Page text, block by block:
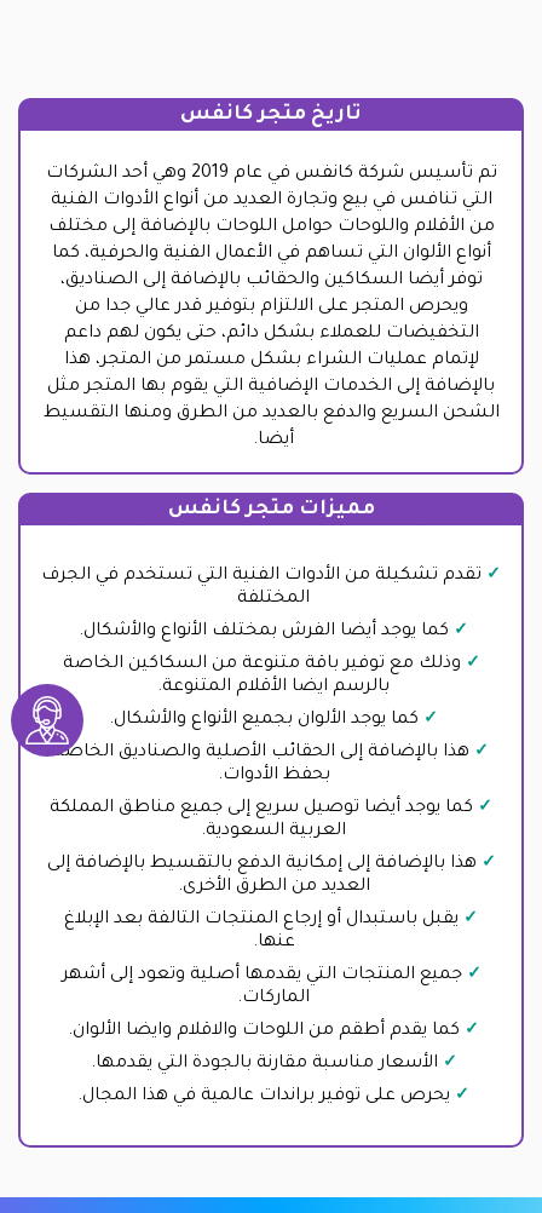
تاريخ متجر كانفس
تم تأسيس شركة كانفس في عام 2019 وهي أحد الشركات
التي تنافس في بيع وتجارة العديد من أنواع الأدوات الفنية
من الأقلام واللوحات حوامل اللوحات بالإضافة إلى مختلف
أنواع الألوان التي تساهم في الأعمال الفنية والحرفية، كما
توفر أيضا السكاكين والحقائب بالإضافة إلى الصناديق،
ويحرص المتجر على الالتزام بتوفير قدر عالي جدا من
التخفيضات للعملاء بشكل دائم، حتى يكون لهم داعم
لإتمام عمليات الشراء بشكل مستمر من المتجر، هذا
بالإضافة إلى الخدمات الإضافية التي يقوم بها المتجر مثل
الشحن السريع والدفع بالعديد من الطرق ومنها التقسيط
أيضا.
مميزات متجر كانفس
تقدم تشكيلة من الأدوات الفنية التي تستخدم في الجرف
المختلفة
كما يوجد أيضا الفرش بمختلف الأنواع والأشكال.
وذلك مع توفير باقة متنوعة من السكاكين الخاصة
بالرسم ايضا الأقلام المتنوعة.
كما يوجد الألوان بجميع الأنواع والأشكال.
هذا بالإضافة إلى الحقائب الأصلية والصناديق الخاصة
بحفظ الأدوات.
كما يوجد أيضا توصيل سريع إلى جميع مناطق المملكة
العربية السعودية.
هذا بالإضافة إلى إمكانية الدفع بالتقسيط بالإضافة إلى
العديد من الطرق الأخرى.
يقبل باستبدال أو إرجاع المنتجات التالفة بعد الإبلاغ
عنها.
جميع المنتجات التي يقدمها أصلية وتعود إلى أشهر
الماركات.
كما يقدم أطقم من اللوحات والاقلام وايضا الألوان.
الأسعار مناسبة مقارنة بالجودة التي يقدمها.
يحرص على توفير براندات عالمية في هذا المجال.